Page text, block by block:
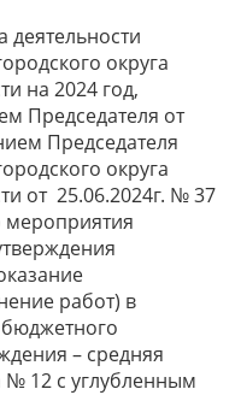
деятельности
округа
на 2024 год,
Председателя от
Председателя
округа
от 25.06.2024г. № 37
мероприятия
работ) в
– средняя
12 с углубленным